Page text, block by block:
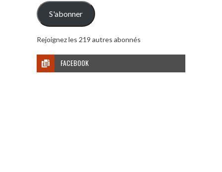
mail
S'abonner
Rejoignez les 219 autres abonnés
FACEBOOK